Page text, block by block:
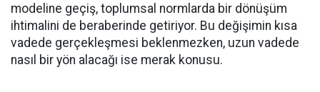
modeline geçiş, toplumsal normlarda bir dönüşüm
ihtimalini de beraberinde getiriyor. Bu değişimin kısa
vadede gerçekleşmesi beklenmezken, uzun vadede
nasıl bir yön alacağı ise merak konusu.